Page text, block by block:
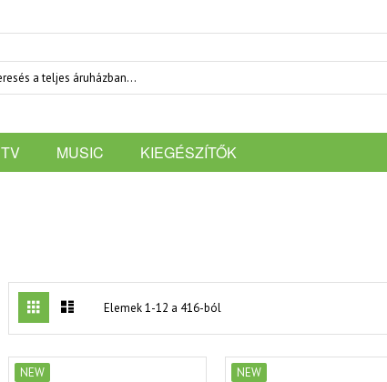
TV MUSIC KIEGÉSZÍTŐK
View
as
Grid Elemek1-12 a 416-ból
NEW NEW